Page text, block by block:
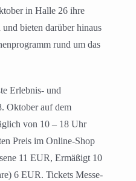
in Halle 26 ihre
bieten darüber hinaus
rund um das
Erlebnis- und
Oktober auf dem
von 10 – 18 Uhr
Preis im Online-Shop
11 EUR, Ermäßigt 10
6 EUR. Tickets Messe-